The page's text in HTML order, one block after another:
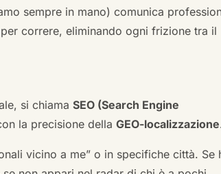
sempre in mano) comunica
correre, eliminando ogni frizione tra il
si chiamaSEO (Search Engine
la precisione dellaGEO-localizzazione
vicino a me” o in specifiche città. Se